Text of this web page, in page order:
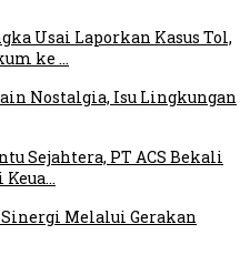
Usai Laporkan Kasus Tol,
ke …
Nostalgia, Isu Lingkungan
Sejahtera, PT ACS Bekali
Keua…
Sinergi Melalui Gerakan